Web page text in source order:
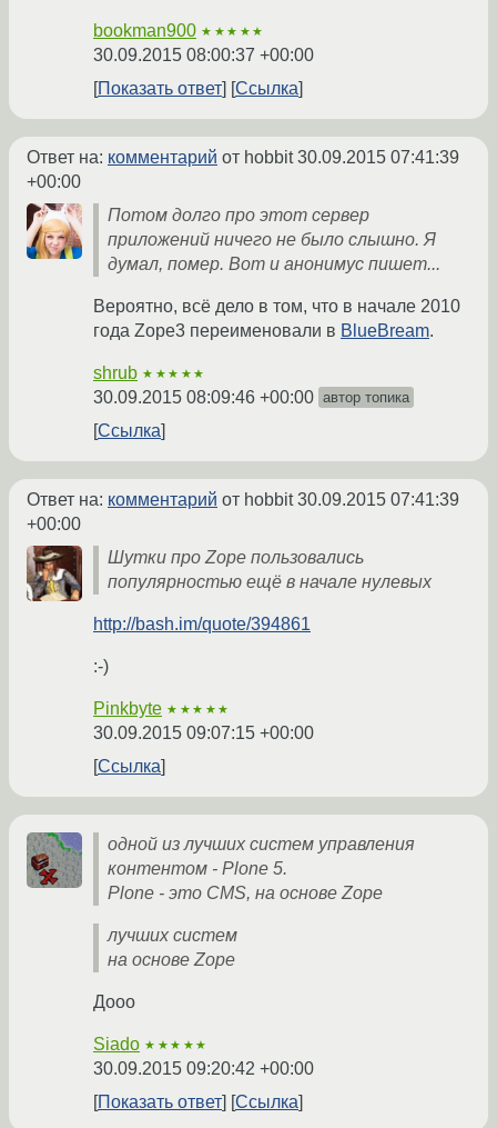
bookman900 ★★★★★
30.09.2015 08:00:37 +00:00
Показать ответ
Ссылка
Ответ на: комментарий от hobbit30.09.2015 07:41:39
+00:00
Потом долго про этот сервер
приложений ничего не было слышно. Я
думал, помер. Вот и анонимус пишет...
Вероятно, всё дело в том, что в начале 2010
года Zope3 переименовали в BlueBream.
shrub ★★★★★
30.09.2015 08:09:46 +00:00 автор топика
Ссылка
Ответ на: комментарий от hobbit30.09.2015 07:41:39
+00:00
Шутки про Zope пользовались
популярностью ещё в начале нулевых
http://bash.im/quote/394861
:-)
Pinkbyte ★★★★★
30.09.2015 09:07:15 +00:00
Ссылка
одной из лучших систем управления
контентом - Plone 5.
Plone - это CMS, на основе Zope
лучших систем
на основе Zope
Дооо
Siado ★★★★★
30.09.2015 09:20:42 +00:00
Показать ответ
Ссылка